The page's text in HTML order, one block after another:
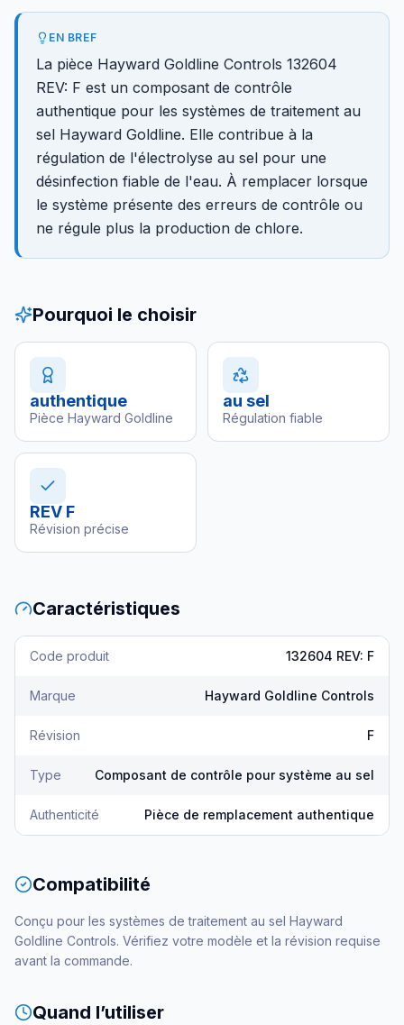
EN BREF
La pièce Hayward Goldline Controls 132604
REV: F est un composant de contrôle
authentique pour les systèmes de traitement au
sel Hayward Goldline. Elle contribue à la
régulation de l'électrolyse au sel pour une
désinfection fiable de l'eau. À remplacer lorsque
le système présente des erreurs de contrôle ou
ne régule plus la production de chlore.
Pourquoi le choisir
authentique
Pièce Hayward Goldline
au sel
Régulation fiable
REV F
Révision précise
Caractéristiques
Code produit 132604 REV: F
Marque Hayward Goldline Controls
Révision F
Type Composant de contrôle pour système au sel
Authenticité Pièce de remplacement authentique
Compatibilité
Conçu pour les systèmes de traitement au sel Hayward
Goldline Controls. Vérifiez votre modèle et la révision requise
avant la commande.
Quand l’utiliser